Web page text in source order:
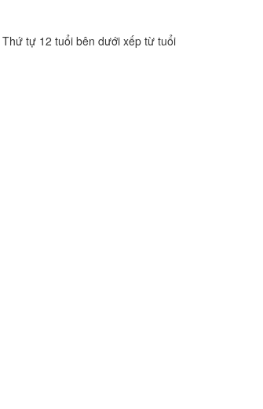
tự 12 tuổi bên dưới xếp từ tuổi